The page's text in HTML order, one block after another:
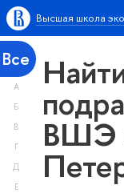
Высшая школа
Все
А
Б
В
Г
Д
Е
ВШЭ